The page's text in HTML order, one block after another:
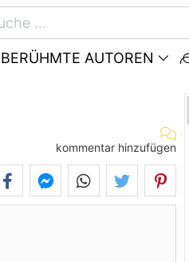
BERÜHMTE AUTOREN
kommentar hinzufügen